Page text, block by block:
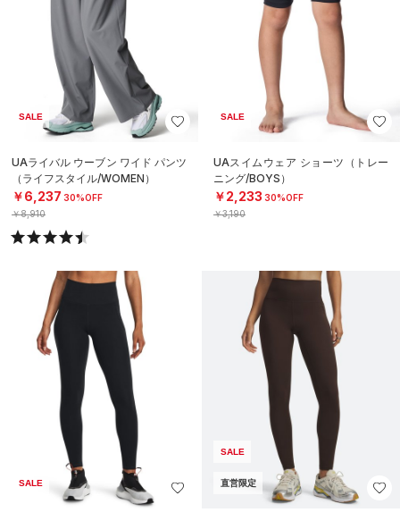
SALE
UAライバル ウーブン ワイド パンツ
（ライフスタイル/WOMEN）
￥6,237 30%OFF
￥8,910
SALE
UAスイムウェア ショーツ（トレー
ニング/BOYS）
￥2,233 30%OFF
￥3,190
SALE
SALE
直営限定